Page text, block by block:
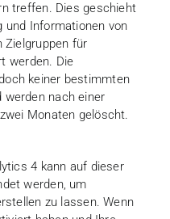
treffen. Dies geschieht
und Informationen von
Zielgruppen für
werden. Die
keiner bestimmten
werden nach einer
Monaten gelöscht.
4 kann auf dieser
werden, um
zu lassen. Wenn